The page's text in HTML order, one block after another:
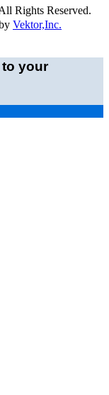
Rights Reserved.
Vektor,Inc.
to your